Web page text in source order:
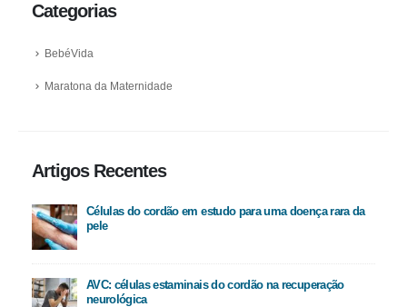
Categorias
BebéVida
Maratona da Maternidade
Artigos Recentes
Células do cordão em estudo para uma doença rara da
pele
AVC: células estaminais do cordão na recuperação
neurológica